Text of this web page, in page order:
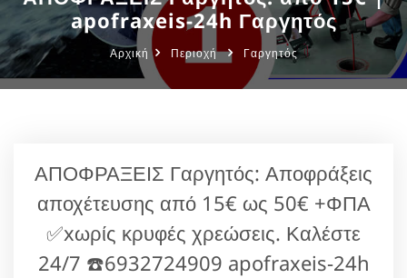
apofraxeis-24h Γαργητός
Αρχική Περιοχή Γαργητός
ΑΠΟΦΡΑΞΕΙΣ Γαργητός: Αποφράξεις
αποχέτευσης από 15€ ως 50€ +ΦΠΑ
✅xωρίς κρυφές χρεώσεις. Καλέστε
24/7 ☎️6932724909 apofraxeis-24h